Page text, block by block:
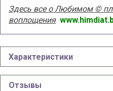
Здесь все о Любимом ©
воплощения
Характеристики
Отзывы